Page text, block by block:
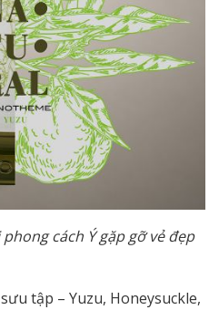
cách Ý gặp gỡ vẻ đẹp
tập – Yuzu, Honeysuckle,